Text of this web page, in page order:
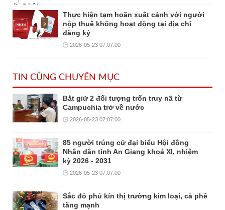
Thực hiện tạm hoãn xuất cảnh với người
nộp thuế không hoạt động tại địa chỉ
đăng ký
2026-05-23 07:07:00
TIN CÙNG CHUYÊN MỤC
Bắt giữ 2 đối tượng trốn truy nã từ
Campuchia trở về nước
2026-05-23 07:07:00
85 người trúng cử đại biểu Hội đồng
Nhân dân tỉnh An Giang khoá XI, nhiệm
kỳ 2026 - 2031
2026-05-23 07:07:00
Sắc đỏ phủ kín thị trường kim loại, cà phê
tăng mạnh